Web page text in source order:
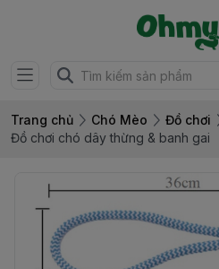
Trang chủ Chó Mèo Đồ chơi
Đồ chơi chó dây thừng & banh gai